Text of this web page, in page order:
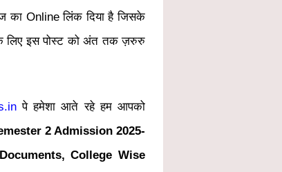
का Online लिंक दिया है जिसके
लिए इस पोस्ट को अंत तक ज़रुरु
पे हमेशा आते रहे हम आपको
2 Admission 2025-
College Wise